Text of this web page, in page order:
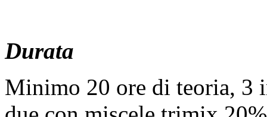
Durata
Minimo 20 ore di teoria, 3